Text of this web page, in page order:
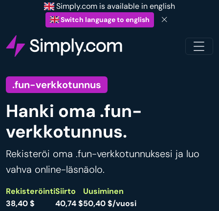
Simply.com is available in english
Switch language to english
.fun-verkkotunnus
Hanki oma .fun-
verkkotunnus.
Rekisteröi oma .fun-verkkotunnuksesi ja luo
vahva online-läsnäolo.
Rekisteröinti
38,40 $
Siirto
40,74 $
Uusiminen
50,40 $/vuosi